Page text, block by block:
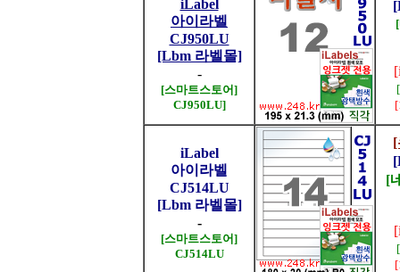
iLabel
아이라벨
CJ950LU
[Lbm 라벨몰]
-
[스마트스토어]
CJ950LU]
iLabel
아이라벨
CJ514LU
[Lbm 라벨몰]
-
[스마트스토어]
CJ514LU
[
[